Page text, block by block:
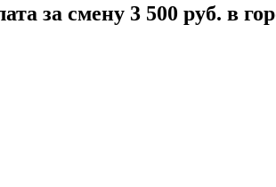
за смену 3 500 руб. в